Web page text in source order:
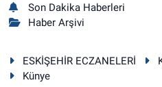
Son Dakika Haberleri
Haber Arşivi
ESKİŞEHİR ECZANELERİ
Künye